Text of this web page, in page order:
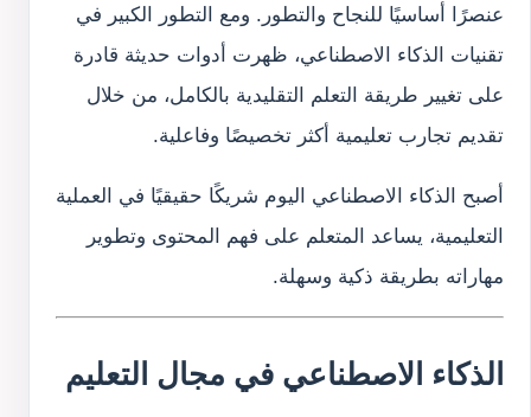
عنصرًا أساسيًا للنجاح والتطور. ومع التطور الكبير في
تقنيات الذكاء الاصطناعي، ظهرت أدوات حديثة قادرة
على تغيير طريقة التعلم التقليدية بالكامل، من خلال
تقديم تجارب تعليمية أكثر تخصيصًا وفاعلية.
أصبح الذكاء الاصطناعي اليوم شريكًا حقيقيًا في العملية
التعليمية، يساعد المتعلم على فهم المحتوى وتطوير
مهاراته بطريقة ذكية وسهلة.
الذكاء الاصطناعي في مجال التعليم